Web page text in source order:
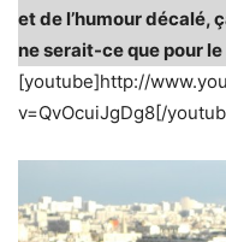
et de l’humour décalé,
ne serait-ce que pour
[youtube]http://
v=QvOcuiJgDg8[/